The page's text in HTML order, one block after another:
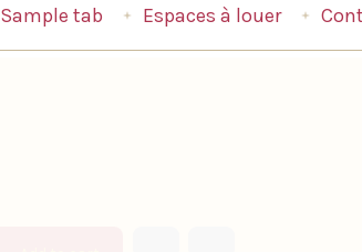
Sample tab Espaces à louer